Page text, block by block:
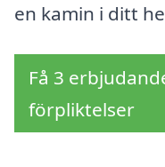
en kamin i ditt
Få 3
förpliktelser